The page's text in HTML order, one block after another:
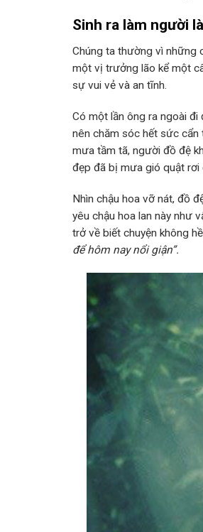
Sinh ra làm người
Chúng ta thường vì những
một vị trưởng lão kể một
sự vui vẻ và an tĩnh.
Có một lần ông ra ngoài
nên chăm sóc hết sức
mưa tầm tã, người đồ đệ
đẹp đã bị mưa gió quật rơi
Nhìn chậu hoa vỡ nát, đồ
yêu chậu hoa lan này như
trở về biết chuyện không
để hôm nay nổi giận”.